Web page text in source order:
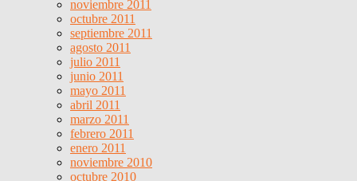
noviembre 2011
octubre 2011
septiembre 2011
agosto 2011
julio 2011
junio 2011
mayo 2011
abril 2011
marzo 2011
febrero 2011
enero 2011
noviembre 2010
octubre 2010